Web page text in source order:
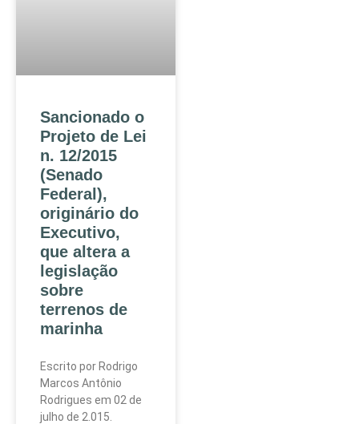
Sancionado o
Projeto de Lei
n. 12/2015
(Senado
Federal),
originário do
Executivo,
que altera a
legislação
sobre
terrenos de
marinha
Escrito por Rodrigo
Marcos Antônio
Rodrigues em 02 de
julho de 2.015.